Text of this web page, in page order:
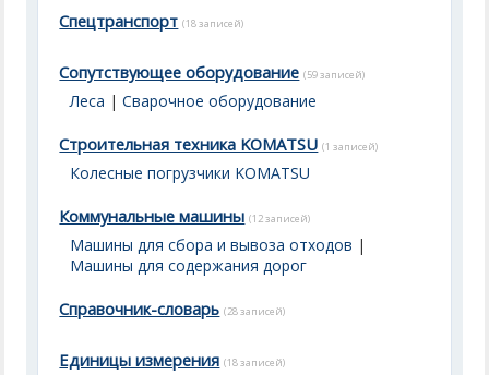
Спецтранспорт (18 записей)
Сопутствующее оборудование (59 записей)
Леса |Сварочное оборудование
Строительная техника KOMATSU (1 записей)
Колесные погрузчики KOMATSU
Коммунальные машины (12 записей)
Машины для сбора и вывоза отходов |
Машины для содержания дорог
Справочник-словарь (28 записей)
Единицы измерения (18 записей)